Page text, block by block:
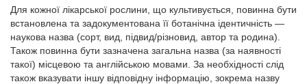
Для кожної лікарської рослини, що культивується, повинна бути
встановлена та задокументована її ботанічна ідентичність —
наукова назва (сорт, вид, підвид/різновид, автор та родина).
Також повинна бути зазначена загальна назва (за наявност­і
такої) місцевою та англійською мовами. За необхідності слід
також вказувати іншу відповідну інформацію, зокрема назву